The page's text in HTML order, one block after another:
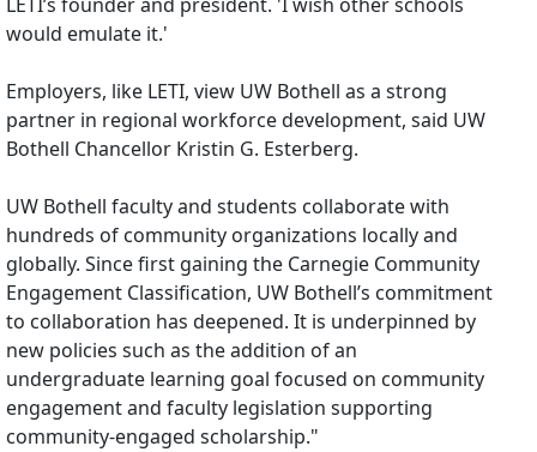
would emulate it.'
Employers, like LETI, view UW Bothell as a strong
partner in regional workforce development, said UW
Bothell Chancellor Kristin G. Esterberg.
UW Bothell faculty and students collaborate with
hundreds of community organizations locally and
globally. Since first gaining the Carnegie Community
Engagement Classification, UW Bothell’s commitment
to collaboration has deepened. It is underpinned by
new policies such as the addition of an
undergraduate learning goal focused on community
engagement and faculty legislation supporting
community-engaged scholarship."